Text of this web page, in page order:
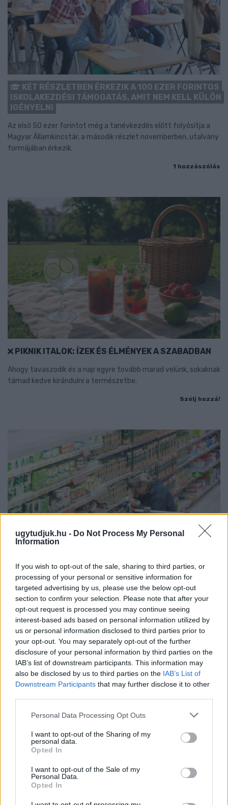
ugytudjuk.hu - Do Not Process My Personal
Information
If you wish to opt-out of the sale, sharing to third parties, or
processing of your personal or sensitive information for
targeted advertising by us, please use the below opt-out
section to confirm your selection. Please note that after your
opt-out request is processed you may continue seeing
interest-based ads based on personal information utilized by
us or personal information disclosed to third parties prior to
your opt-out. You may separately opt-out of the further
disclosure of your personal information by third parties on the
IAB’s list of downstream participants. This information may
also be disclosed by us to third parties on the IAB’s List of
Downstream Participants that may further disclose it to other
Please note that this website/app uses one or more Google
not limited to your visit or usage behaviour. You may click to
grant or deny consent to Google and its third-party tags to
use your data for below specified purposes in below Google
consent section.
Personal Data Processing Opt Outs
I want to opt-out of the Sharing of my
personal data.
Opted In
I want to opt-out of the Sale of my
Personal Data.
Opted In
KÉT RÉSZLETBEN ÉRKEZIK A 100 EZER FORINTOS
ISKOLAKEZDÉSI TÁMOGATÁS, AMIT NEM KELL KÜLÖN
IGÉNYELNI
Az első 50 ezer forintot még a tanévkezdés előtt folyósítja a
Magyar Államkincstár, a második részlet novemberben, utalvány
formájában érkezik.
1 hozzászólás
PIKNIK ITALOK: ÍZEK ÉS ÉLMÉNYEK A SZABADBAN
Ahogy tavaszodik és a nap egyre tovább marad velünk, sokaknak
támad kedve kirándulni a természetbe.
Szólj hozzá!
ÖRÖMHÍR: TÍZ ÉVE NEM VOLT ILYEN ALACSONY AZ
INFLÁCIÓ MAGYARORSZÁGON
Júliusban mindössze 1,2 százalékkal emelkedtek éves
összevetésben a fogyasztói árak, miközben az élelmiszerek ára
már csökkent.